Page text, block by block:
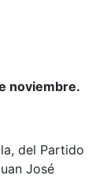
noviembre.
del Partido
José